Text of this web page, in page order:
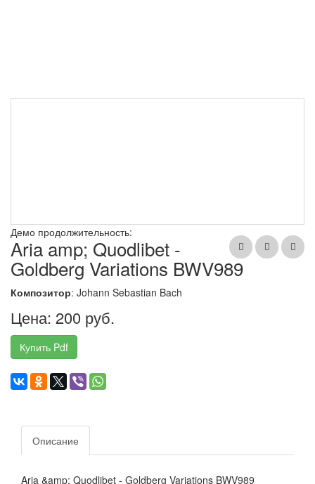
Демо продолжительность:
Aria amp; Quodlibet -
Goldberg Variations BWV989
Композитор: Johann Sebastian Bach
Цена: 200 руб.
Купить Pdf
Описание
Aria &amp; Quodlibet - Goldberg Variations BWV989